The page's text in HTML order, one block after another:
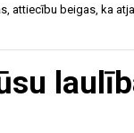
attiecību beigas ka